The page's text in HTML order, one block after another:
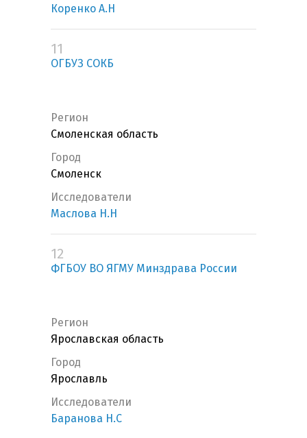
Коренко А.Н
11
ОГБУЗ СОКБ
Регион
Смоленская область
Город
Смоленск
Исследователи
Маслова Н.Н
12
ФГБОУ ВО ЯГМУ Минздрава России
Регион
Ярославская область
Город
Ярославль
Исследователи
Баранова Н.С